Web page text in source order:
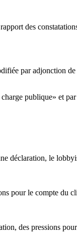
des
par adjonction
publique» et
déclaration, le
pour le compte du
des pressions